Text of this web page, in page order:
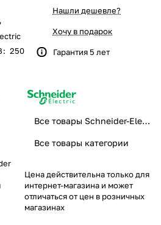
: 250
Нашли дешевле?
Хочу в подарок
Гарантия 5 лет
Все товары Schneider-Electric
Все товары категории
Цена действительна только для
интернет-магазина и может
отличаться от цен в розничных
магазинах